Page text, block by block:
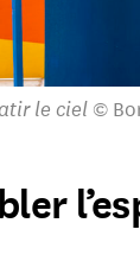
le ciel ©